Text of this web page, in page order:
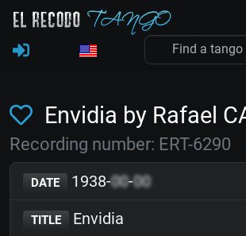
Envidia by Rafael
Recording number: ERT-6290
DATE 1938-00-00
TITLE Envidia